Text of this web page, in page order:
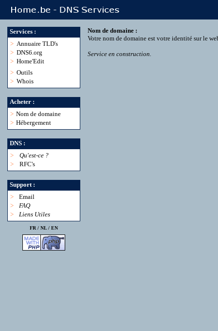
Services :
> Annuaire TLD's
> DNS6.org
> Home'Edit
> Outils
> Whois
Acheter :
> Nom de domaine
> Hébergement
DNS :
>
Qu'est-ce ?
>
RFC's
Support :
>
Email
>
FAQ
>
Liens Utiles
FR / NL/ EN
Nom de domaine :
Votre nom de domaine est votre identité sur le
Service en construction.